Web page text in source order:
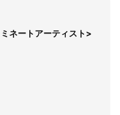
ネートアーティスト>